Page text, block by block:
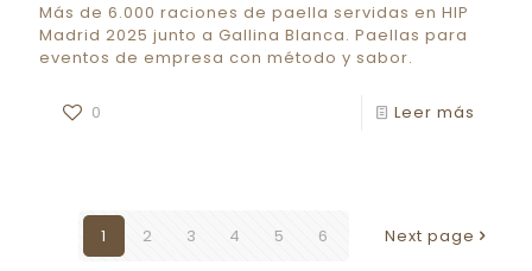
Más de 6.000 raciones de paella servidas en HIP
Madrid 2025 junto a Gallina Blanca. Paellas para
eventos de empresa con método y sabor.
0 Leer más
1 2 3 4 5 6 Next page